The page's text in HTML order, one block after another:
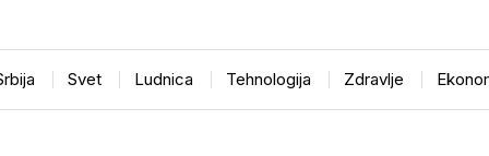
Svet Ludnica Tehnologija Zdravlje